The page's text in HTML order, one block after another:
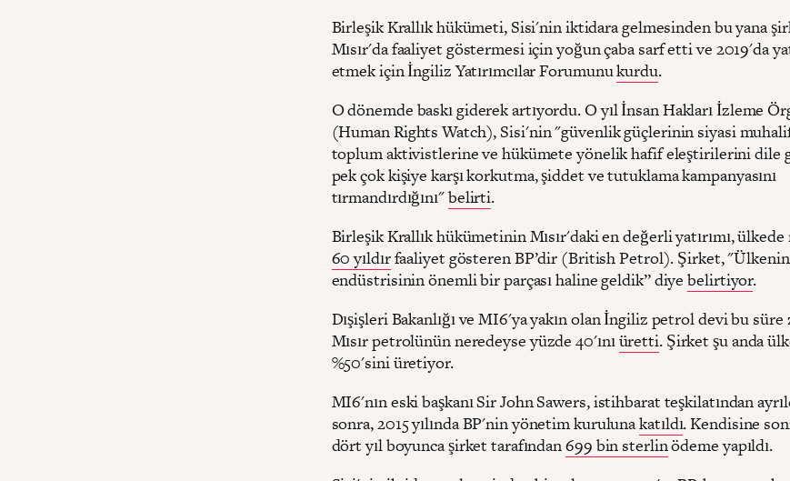
Birleşik Krallık hükümeti, Sisi'nin iktidara gelmesinden bu yana
Mısır'da faaliyet göstermesi için yoğun çaba sarf etti ve 2019'da
etmek için İngiliz Yatırımcılar Forumunukurdu.
O dönemde baskı giderek artıyordu. O yıl İnsan Hakları İzleme
(Human Rights Watch), Sisi'nin "güvenlik güçlerinin siyasi
toplum aktivistlerine ve hükümete yönelik hafif eleştirilerini dile
pek çok kişiye karşı korkutma, şiddet ve tutuklama kampanyasını
tırmandırdığını"belirti.
Birleşik Krallık hükümetinin Mısır'daki en değerli yatırımı, ülkede
60 yıldırfaaliyet gösteren BP’dir (British Petrol). Şirket,
endüstrisinin önemli bir parçası haline geldik” diyebelirtiyor.
Dışişleri Bakanlığı ve MI6'ya yakın olan İngiliz petrol devi bu süre
Mısır petrolünün neredeyse yüzde 40'ınıüretti. Şirket şu anda
%50'sini üretiyor.
MI6'nın eski başkanı Sir John Sawers, istihbarat teşkilatından
sonra, 2015 yılında BP'nin yönetim kurulunakatıldı. Kendisine
dört yıl boyunca şirket tarafından699 bin sterlinödeme yapıldı.